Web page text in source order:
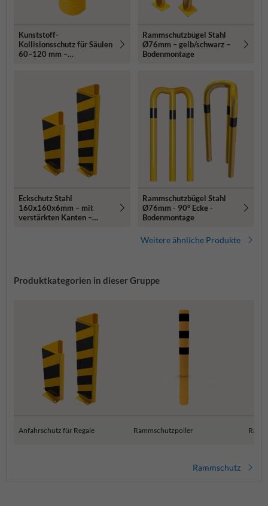
Kunststoff-
Kollisionsschutz für Säulen
60–120 mm –
Rammschutzbügel Stahl
Ø76mm – gelb/schwarz –
Bodenmontage
Eckschutz Stahl
160x160x6mm – mit
verstärkten Kanten –
Rammschutzbügel Stahl
Ø76mm - 90° Ecke -
Bodenmontage
Weitere ähnliche Produkte
Produktkategorien in dieser Gruppe
Anfahrschutz für Regale Rammschutzpoller
Rammschutz